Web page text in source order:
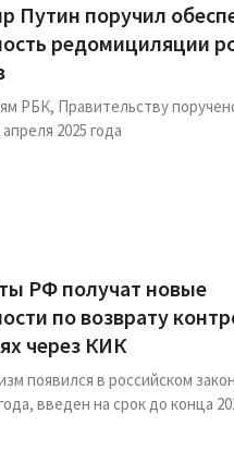
Путин поручил
редомициляции
РБК, Правительству
2025 года
РФ получат новые
по возврату
через КИК
появился в российском
введен на срок до конца